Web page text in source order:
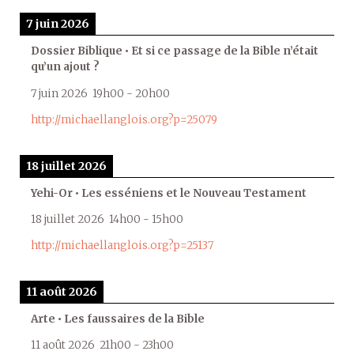
7 juin 2026
Dossier Biblique • Et si ce passage de la Bible n’était
qu’un ajout ?
7 juin 2026 19h00 - 20h00
http://michaellanglois.org?p=25079
18 juillet 2026
Yehi-Or • Les esséniens et le Nouveau Testament
18 juillet 2026 14h00 - 15h00
http://michaellanglois.org?p=25137
11 août 2026
Arte • Les faussaires de la Bible
11 août 2026 21h00 - 23h00